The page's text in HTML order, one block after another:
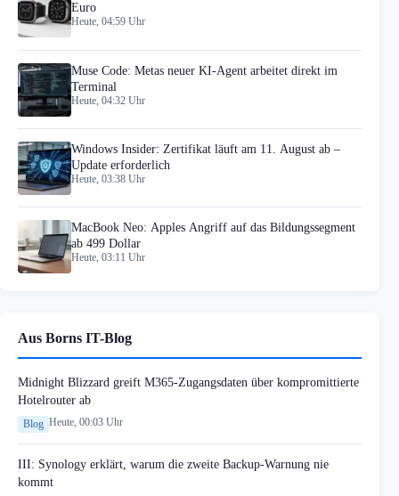
Euro
Heute, 04:59 Uhr
Muse Code: Metas neuer KI-Agent arbeitet direkt im
Terminal
Heute, 04:32 Uhr
Windows Insider: Zertifikat läuft am 11. August ab –
Update erforderlich
Heute, 03:38 Uhr
MacBook Neo: Apples Angriff auf das Bildungssegment
ab 499 Dollar
Heute, 03:11 Uhr
Aus Borns IT-Blog
Midnight Blizzard greift M365-Zugangsdaten über kompromittierte
Hotelrouter ab
Blog Heute, 00:03 Uhr
III: Synology erklärt, warum die zweite Backup-Warnung nie
kommt